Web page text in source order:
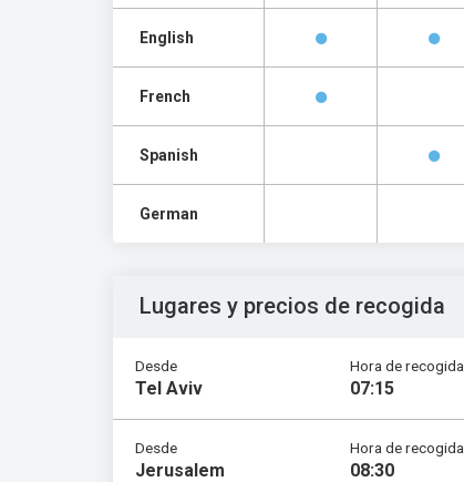
English
French
Spanish
German
Lugares y precios de recogida
Desde
Tel Aviv
Hora de recogida
07:15
Desde
Jerusalem
Hora de recogida
08:30